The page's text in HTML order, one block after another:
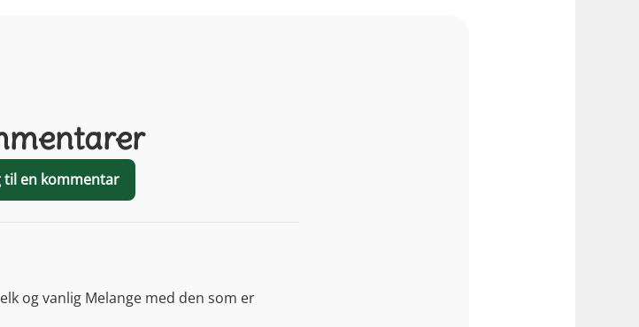
til en kommentar
og vanlig Melange med den som er